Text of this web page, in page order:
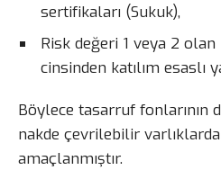
sertifikaları (Sukuk),
Risk değeri 1 veya 2 olan
cinsinden katılım esaslı
Böylece tasarruf fonlarının
nakde çevrilebilir
amaçlanmıştır.